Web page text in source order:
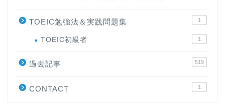
TOEIC勉強法＆実践問題集 1
TOEIC初級者 1
過去記事 519
CONTACT 1